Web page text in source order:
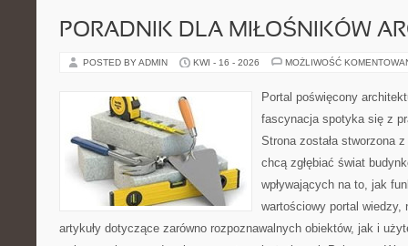
PORADNIK DLA MIŁOŚNIKÓW
POSTED BY ADMIN KWI - 16 - 2026 MOŻLIWOŚĆ
Portal poświęcony
fascynacja spotyka się z
Strona została stworzona
chcą zgłębiać świat
wpływających na to, jak
wartościowy portal
artykuły dotyczące zarówno rozpoznawalnych obiektów, jak i